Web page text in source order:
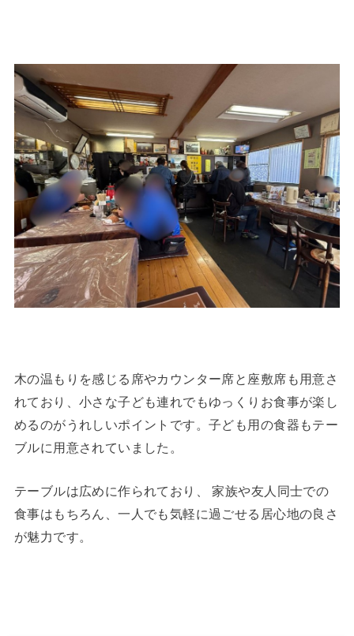
木の温もりを感じる席やカウンター席と座敷席も用意さ
れており、小さな子ども連れでもゆっくりお食事が楽し
めるのがうれしいポイントです。子ども用の食器もテー
ブルに用意されていました。
テーブルは広めに作られており、 家族や友人同士での
食事はもちろん、一人でも気軽に過ごせる居心地の良さ
が魅力です。